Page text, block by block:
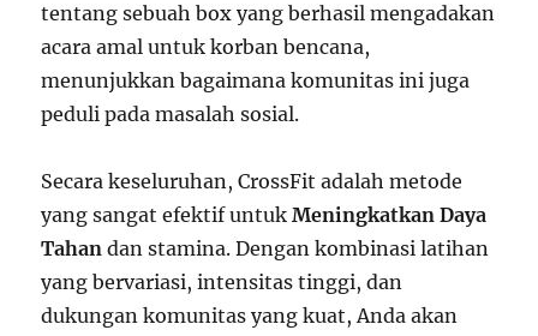
tentang sebuah box yang berhasil mengadakan
acara amal untuk korban bencana,
menunjukkan bagaimana komunitas ini juga
peduli pada masalah sosial.
Secara keseluruhan, CrossFit adalah metode
yang sangat efektif untukMeningkatkan Daya
Tahan dan stamina. Dengan kombinasi latihan
yang bervariasi, intensitas tinggi, dan
dukungan komunitas yang kuat, Anda akan